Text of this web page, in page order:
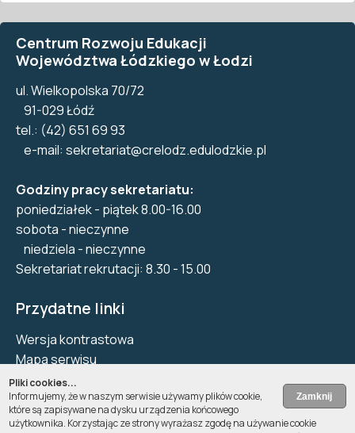
Centrum Rozwoju Edukacji
Województwa Łódzkiego w Łodzi
ul. Wielkopolska 70/72
91-029 Łódź
tel.: (42) 651 69 93
e-mail: sekretariat@crelodz.edulodzkie.pl
Godziny pracy sekretariatu:
poniedziałek - piątek 8.00-16.00
sobota - nieczynne
niedziela - nieczynne
Sekretariat rekrutacji: 8.30 - 15.00
Przydatne linki
Wersja kontrastowa
Mapa serwisu
Biuletyn Informacji Publicznej
Deklaracja dostępności
Pliki Cookie
Pliki cookies...
Informujemy, że w naszym serwisie używamy plików cookie,
które są zapisywane na dysku urządzenia końcowego
użytkownika. Korzystając ze strony wyrażasz zgodę na używanie cookie